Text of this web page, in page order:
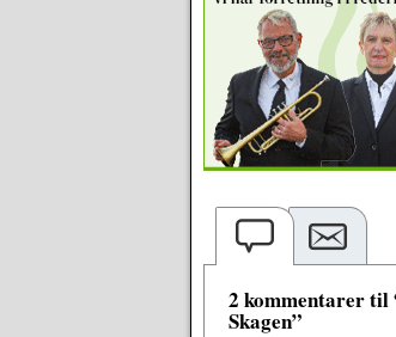
2 kommentarer
Skagen”